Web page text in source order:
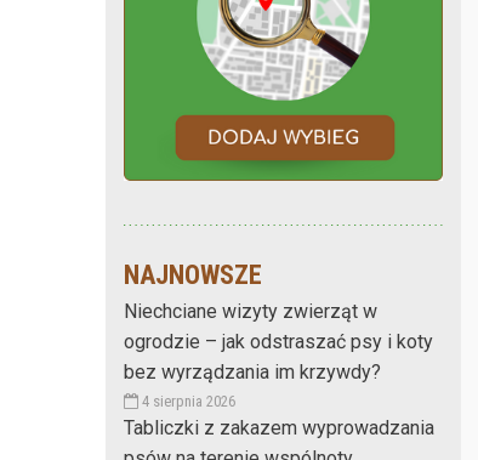
NAJNOWSZE
Niechciane wizyty zwierząt w
ogrodzie – jak odstraszać psy i koty
bez wyrządzania im krzywdy?
4 sierpnia 2026
Tabliczki z zakazem wyprowadzania